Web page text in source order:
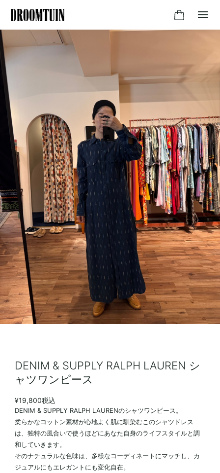
DENIM & SUPPLY RALPH LAUREN シ
ャツワンピース
¥19,800税込
DENIM & SUPPLY RALPH LAURENのシャツワンピース。
柔らかなコットン素材が心地よく肌に馴染むこのシャツドレス
は、独特の風合いで使うほどにあなた自身のライフスタイルと調
和していきます。
そのナチュラルな色味は、多様なコーディネートにマッチし、カ
ジュアルにもエレガントにも変化自在。